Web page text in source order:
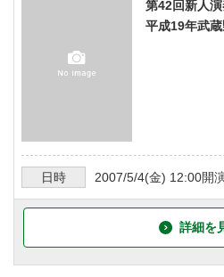
第42回新人
平成19年武
日時 2007/5/4(金) 12:00開
詳細を